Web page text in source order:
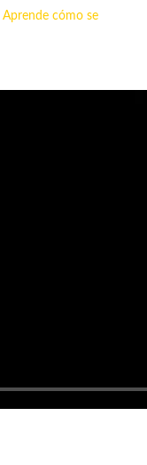
Aprende cómo se